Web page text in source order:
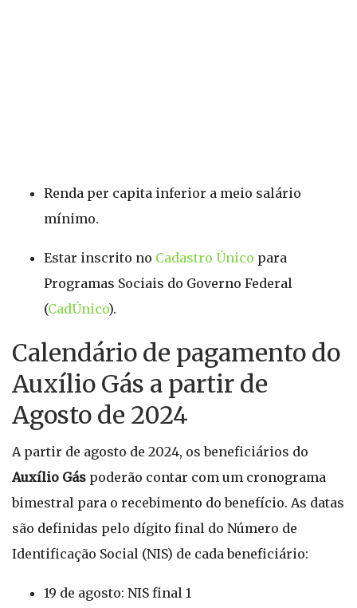
Renda per capita inferior a meio salário
mínimo.
Estar inscrito no Cadastro Único para
Programas Sociais do Governo Federal
(CadÚnico).
Calendário de pagamento do
Auxílio Gás a partir de
Agosto de 2024
A partir de agosto de 2024, os beneficiários do
Auxílio Gás poderão contar com um cronograma
bimestral para o recebimento do benefício. As datas
são definidas pelo dígito final do Número de
Identificação Social (NIS) de cada beneficiário:
19 de agosto: NIS final 1